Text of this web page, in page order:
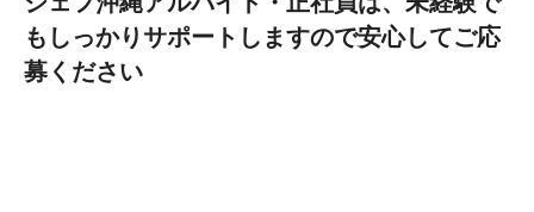
もしっかりサポートしますので安心してご応
募ください